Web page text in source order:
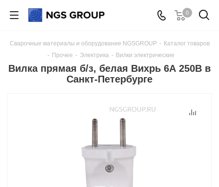
0
Сварочные материалы и оборудование NGSGROUP - Каталог товаров
- Прочее - Электрика - Вилки электрические
Вилка прямая б/з, белая Вихрь 6А 250В в
Санкт-Петербурге